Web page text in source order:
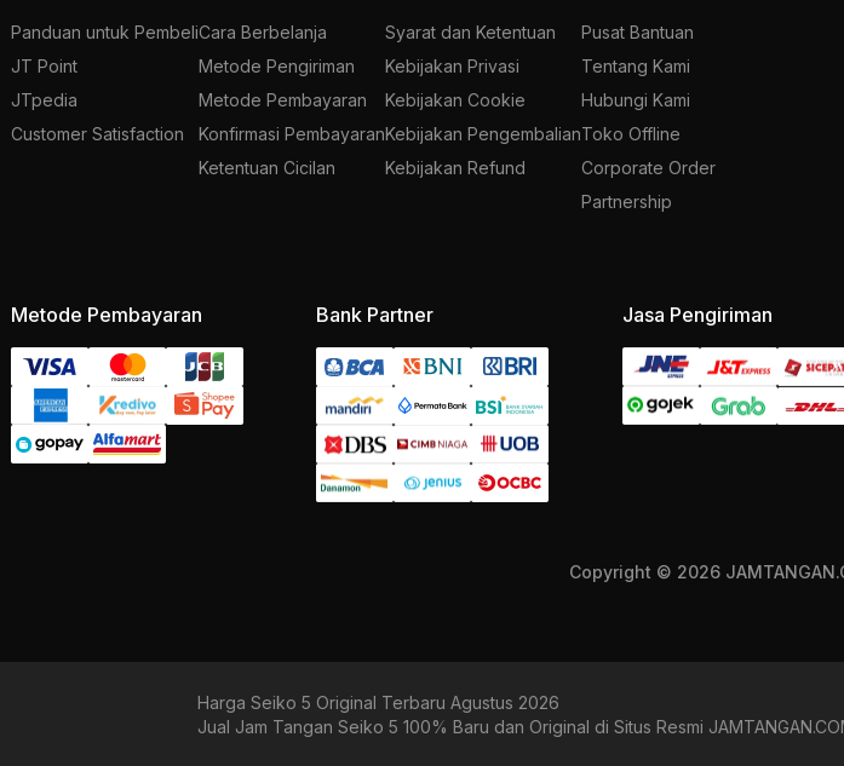
Panduan untuk Pembeli
JT Point
JTpedia
Customer Satisfaction
Cara Berbelanja
Metode Pengiriman
Metode Pembayaran
Konfirmasi Pembayaran
Ketentuan Cicilan
Syarat dan Ketentuan
Kebijakan Privasi
Kebijakan Cookie
Kebijakan Pengembalian
Kebijakan Refund
Pusat Bantuan
Tentang Kami
Hubungi Kami
Toko Offline
Corporate Order
Partnership
Metode Pembayaran Bank Partner Jasa Pengiriman
Copyright © 2026
Harga Seiko 5 Original Terbaru Agustus 2026
Jual Jam Tangan Seiko 5 100% Baru dan Original di Situs Resmi